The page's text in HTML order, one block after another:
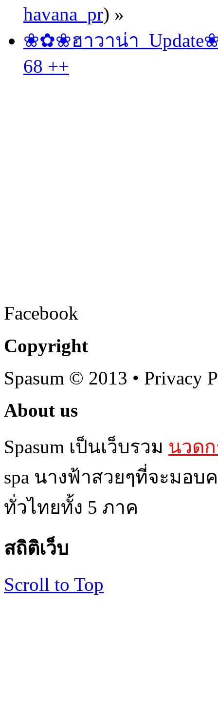
havana_pr) »
❀✿❀ฮาวาน่า
68 ++
Facebook
Copyright
Spasum © 2013 • Privacy
About us
Spasum เป็นเว็บรวม นวด
spa นางฟ้าสวยๆที่จะมอ
ทั่วไทยทั้ง 5 ภาค
สถิติเว็บ
Scroll to Top